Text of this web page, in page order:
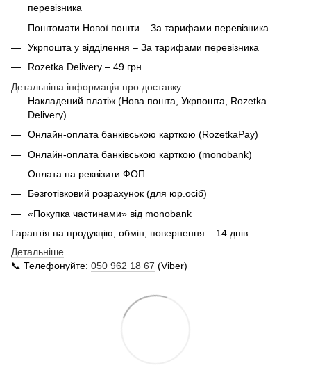
перевізника
Поштомати Нової пошти – За тарифами перевізника
Укрпошта у відділення – За тарифами перевізника
Rozetka Delivery – 49 грн
Детальніша інформація про доставку
Накладений платіж (Нова пошта, Укрпошта, Rozetka
Delivery)
Онлайн-оплата банківською карткою (RozetkaPay)
Онлайн-оплата банківською карткою (monobank)
Оплата на реквізити ФОП
Безготівковий розрахунок (для юр.осіб)
«Покупка частинами» від monobank
Гарантія на продукцію, обмін, повернення – 14 днів.
Детальніше
📞 Телефонуйте: 050 962 18 67 (Viber)